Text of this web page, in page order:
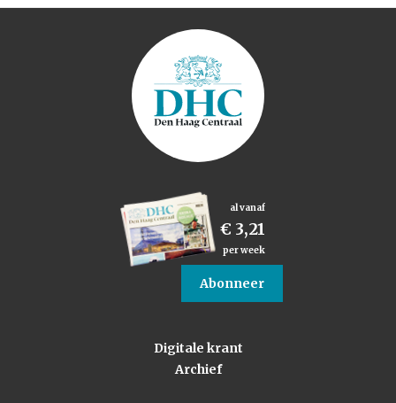
al vanaf
€ 3,21
per week
Abonneer
Digitale krant
Archief